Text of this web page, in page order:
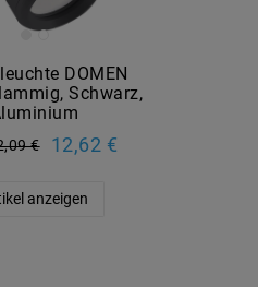
DOMEN
Schwarz,
€ 12,62 €
anzeigen